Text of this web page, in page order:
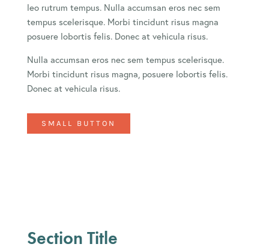
leo rutrum tempus. Nulla accumsan eros nec sem
tempus scelerisque. Morbi tincidunt risus magna
posuere lobortis felis. Donec at vehicula risus.
Nulla accumsan eros nec sem tempus scelerisque.
Morbi tincidunt risus magna, posuere lobortis felis.
Donec at vehicula risus.
SMALL BUTTON
Section Title